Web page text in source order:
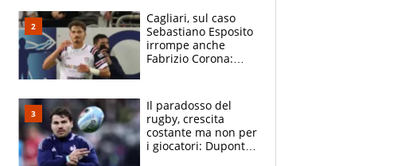
Cagliari, sul caso
Sebastiano Esposito
irrompe anche
Fabrizio Corona:
prove”
Il paradosso del
rugby, crescita
costante ma non per
i giocatori: Dupont